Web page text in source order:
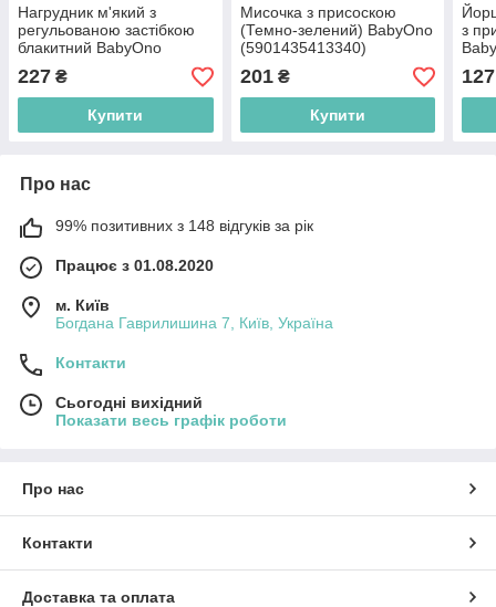
Нагрудник м'який з
регульованою застібкою
блакитний BabyOno
(5901435413562)
227 ₴
Купити
Мисочка з присоскою
(Темно-зелений) BabyOno
(5901435413340)
201₴
Купити
з
127
Про нас
99% позитивних з 148 відгуків за рік
Працює з 01.08.2020
м. Київ
Богдана Гаврилишина 7, Київ, Україна
Контакти
Сьогодні вихідний
Показати весь графік роботи
Про нас
Контакти
Доставка та оплата